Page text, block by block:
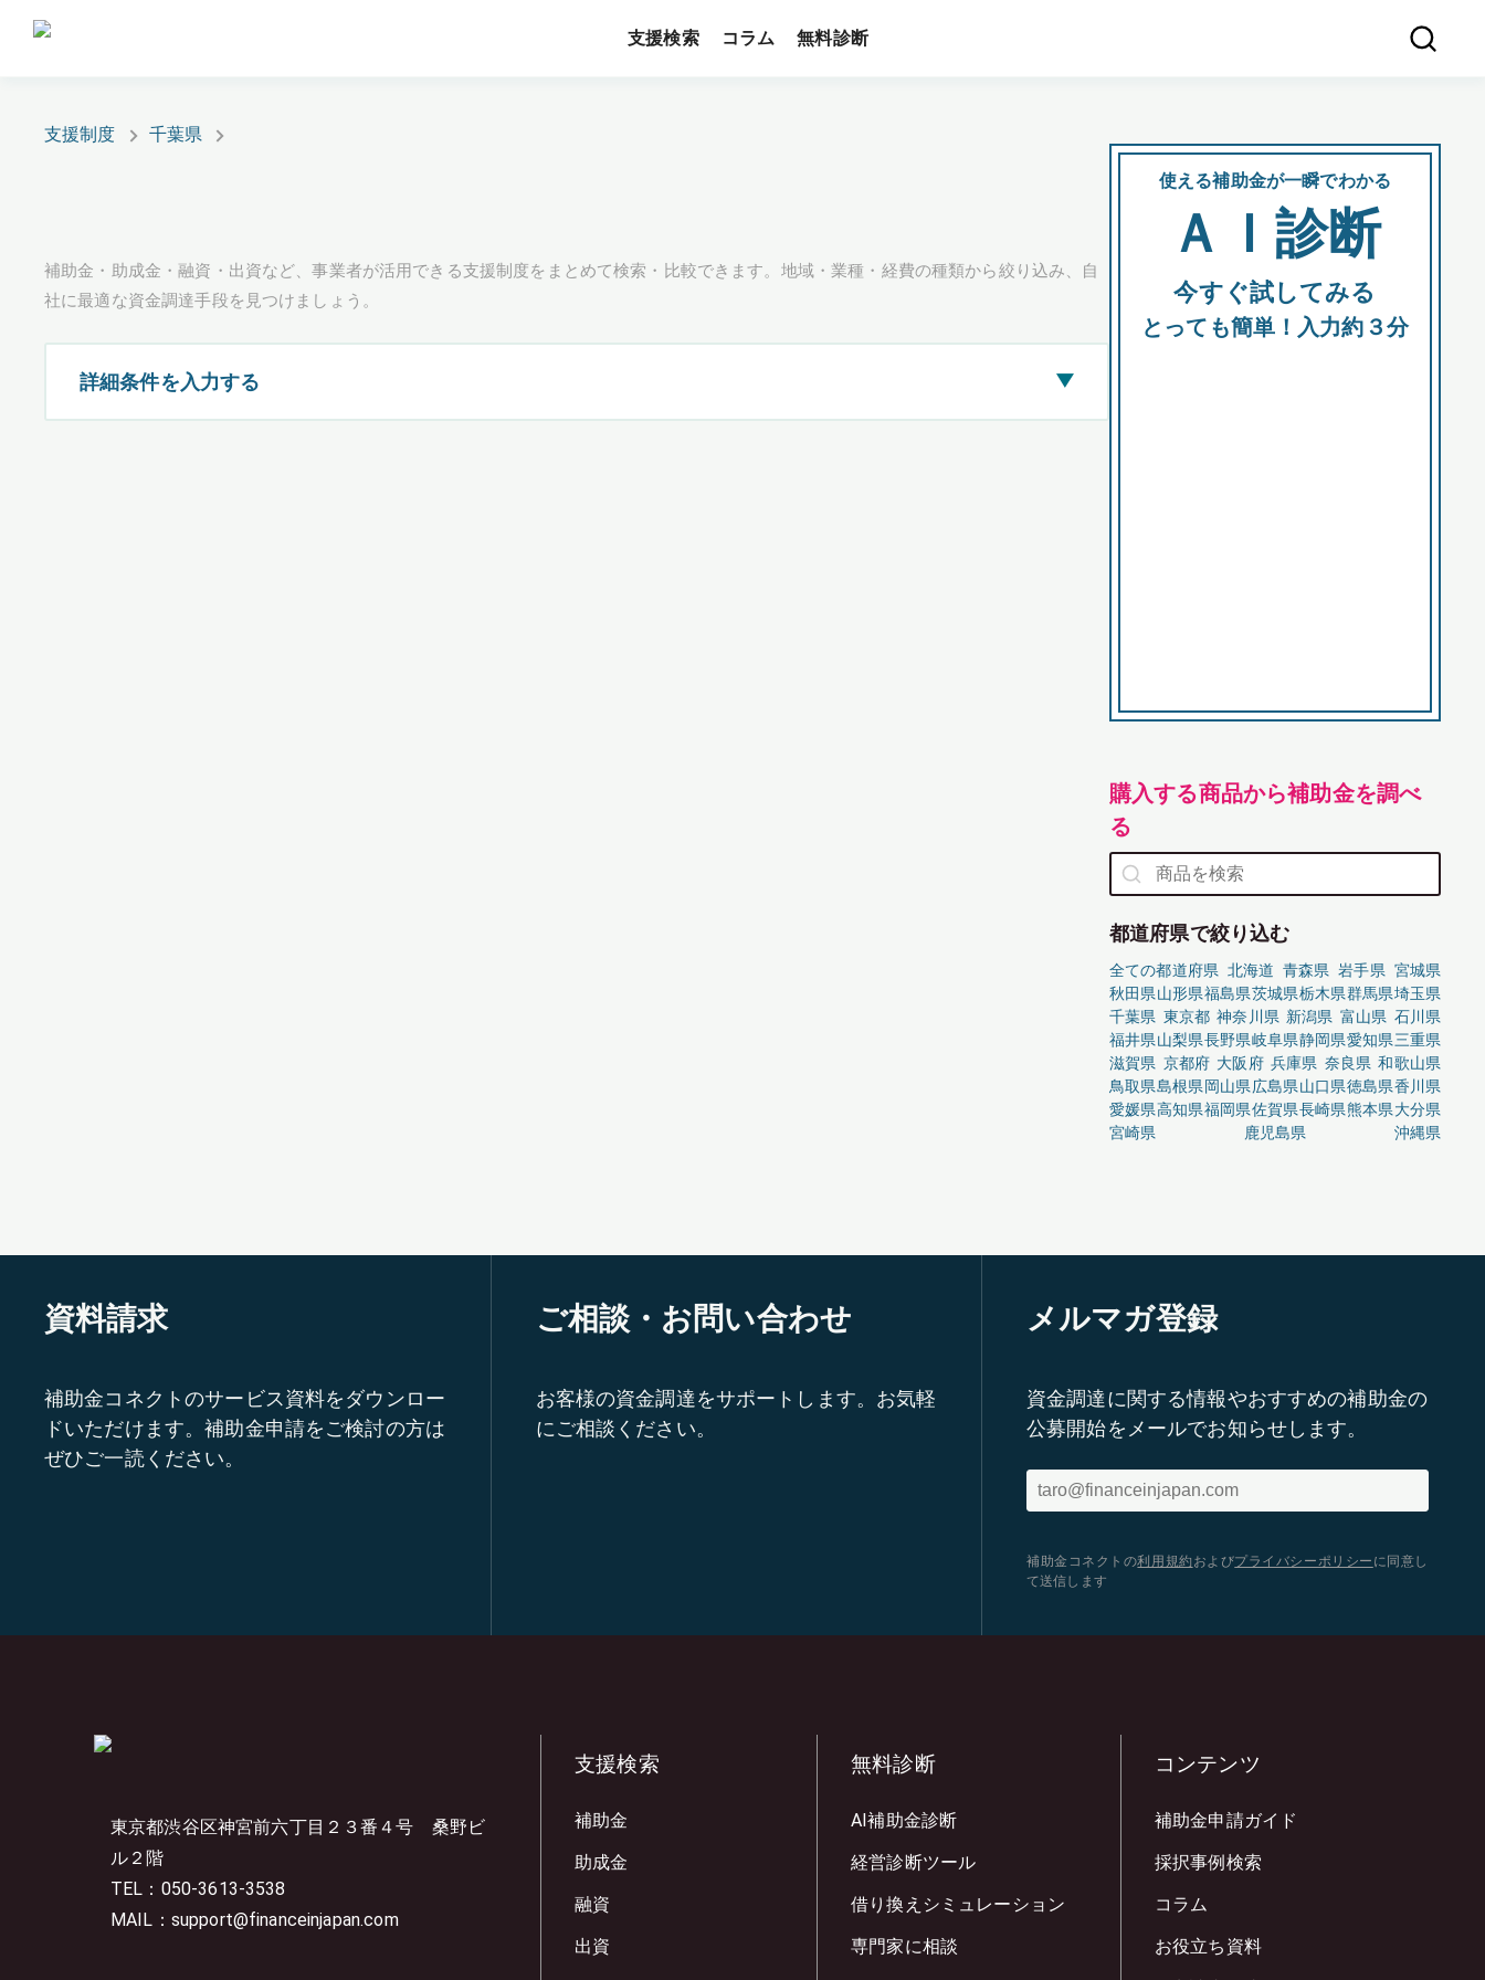
支援検索 コラム 無料診断
支援制度 千葉県
補助金・助成金・融資・出資など、事業者が活用できる支援制度をまとめて検索・比較できます。地域・業種・経費の種類から絞り込み、自
社に最適な資金調達手段を見つけましょう。
詳細条件を入力する ▶
使える補助金が一瞬でわかる
ＡＩ診断
今すぐ試してみる
とっても簡単！入力約３分
購入する商品から補助金を調べ
る
都道府県で絞り込む
全ての都道府県 北海道 青森県 岩手県 宮城県
秋田県山形県福島県茨城県栃木県群馬県埼玉県
千葉県 東京都 神奈川県 新潟県 富山県 石川県
福井県山梨県長野県岐阜県静岡県愛知県三重県
滋賀県 京都府 大阪府 兵庫県 奈良県 和歌山県
鳥取県島根県岡山県広島県山口県徳島県香川県
愛媛県高知県福岡県佐賀県長崎県熊本県大分県
宮崎県
鹿児島県 沖縄県
資料請求
補助金コネクトのサービス資料をダウンロー
ドいただけます。補助金申請をご検討の方は
ぜひご一読ください。
ご相談・お問い合わせ
お客様の資金調達をサポートします。お気軽
にご相談ください。
メルマガ登録
資金調達に関する情報やおすすめの補助金の
公募開始をメールでお知らせします。
補助金コネクトの利用規約 およびプライバシーポリシー に同意し
て送信します
東京都渋谷区神宮前六丁目２３番４号 桑野ビ
ル２階
TEL：050-3613-3538
MAIL：support@financeinjapan.com
支援検索
補助金
助成金
融資
出資
無料診断
AI補助金診断
経営診断ツール
借り換えシミュレーション
専門家に相談
コンテンツ
補助金申請ガイド
採択事例検索
コラム
お役立ち資料